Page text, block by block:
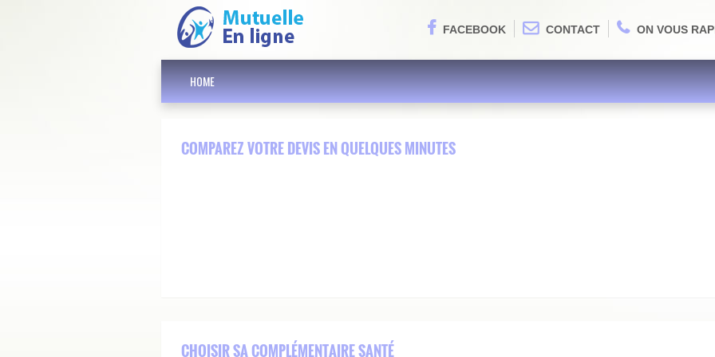
FACEBOOK CONTACT ON VOUS
HOME
COMPAREZ VOTRE DEVIS EN QUELQUES MINUTES
CHOISIR SA COMPLÉMENTAIRE SANTÉ